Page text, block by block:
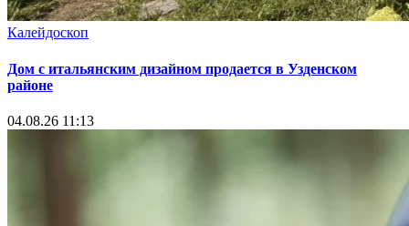
Калейдоскоп
Дом с итальянским дизайном продается в Узденском
районе
04.08.26 11:13